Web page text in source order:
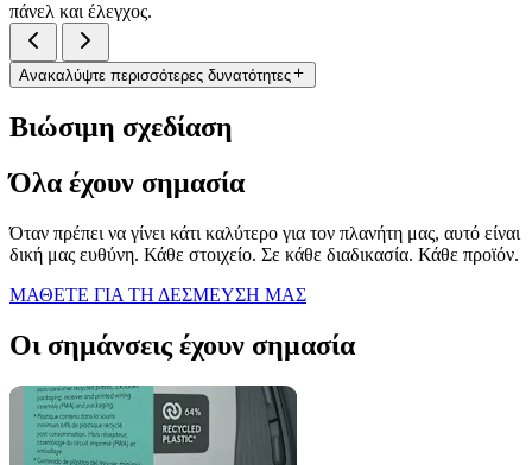
πάνελ και έλεγχος.
Ανακαλύψτε περισσότερες δυνατότητες
Βιώσιμη σχεδίαση
Όλα έχουν σημασία
Όταν πρέπει να γίνει κάτι καλύτερο για τον πλανήτη μας, αυτό είναι
δική μας ευθύνη. Κάθε στοιχείο. Σε κάθε διαδικασία. Κάθε προϊόν.
ΜΑΘΕΤΕ ΓΙΑ ΤΗ ΔΕΣΜΕΥΣΗ ΜΑΣ
Οι σημάνσεις έχουν σημασία